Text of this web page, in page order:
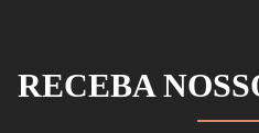
RECEBA